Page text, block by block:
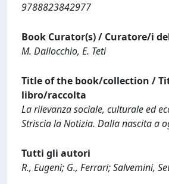
9788823842977
Book Curator(s) / Curatore/i
M. Dallocchio, E. Teti
Title of the book/collection /
libro/raccolta
La rilevanza sociale, culturale ed
Striscia la Notizia. Dalla nascita a
Tutti gli autori
R., Eugeni; G., Ferrari; Salvemini,